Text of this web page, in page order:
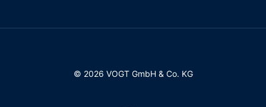
© 2026 VOGT GmbH & Co. KG